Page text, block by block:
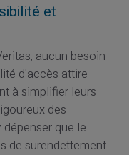
et
aucun besoin
d'accès attire
à simplifier leurs
des
que le
de surendettement